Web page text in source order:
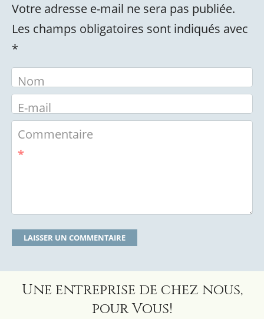
Votre adresse e-mail ne sera pas publiée.
Les champs obligatoires sont indiqués avec
*
Nom
E-mail
Commentaire
*
Une entreprise de chez nous,
pour Vous!